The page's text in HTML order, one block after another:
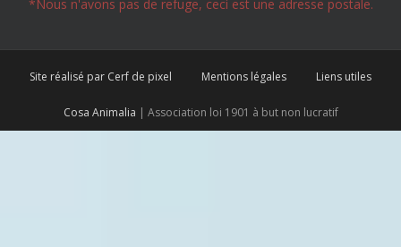
*Nous n'avons pas de refuge, ceci est une adresse postale.
Site réalisé par Cerf de pixel Mentions légales Liens utiles
Cosa Animalia | Association loi 1901 à but non lucratif